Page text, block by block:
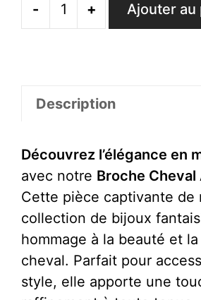
-
quantité
Au
+ Ajouter au
Description
Découvrez l’élégance en
avec notre Broche Cheval
Cette pièce captivante de
collection de bijoux
hommage à la beauté et
cheval. Parfait pour
style, elle apporte une